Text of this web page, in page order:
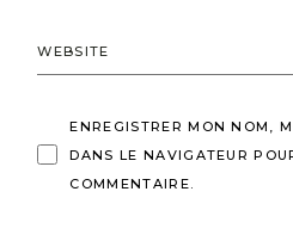
ENREGISTRER MON NOM,
DANS LE NAVIGATEUR
COMMENTAIRE.